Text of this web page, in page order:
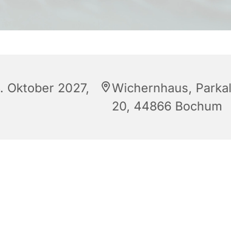
Oktober 2027,
Wichernhaus,
20, 44866 Bochum